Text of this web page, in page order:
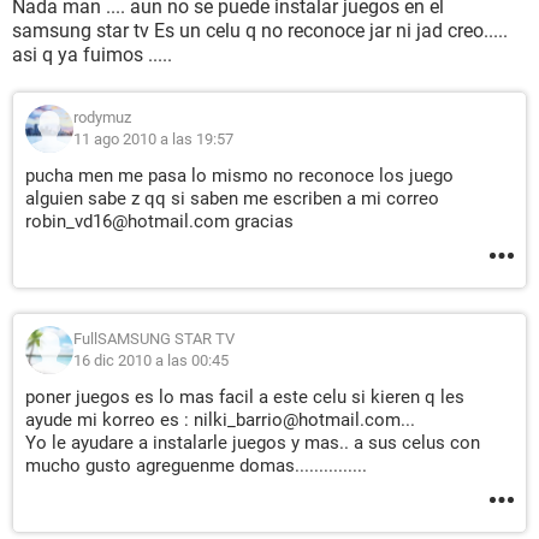
Nada man .... aun no se puede instalar juegos en el
samsung star tv Es un celu q no reconoce jar ni jad creo.....
asi q ya fuimos .....
rodymuz
11 ago 2010 a las 19:57
pucha men me pasa lo mismo no reconoce los juego
alguien sabe z qq si saben me escriben a mi correo
robin_vd16@hotmail.com gracias
FullSAMSUNG STAR TV
16 dic 2010 a las 00:45
poner juegos es lo mas facil a este celu si kieren q les
ayude mi korreo es : nilki_barrio@hotmail.com...
Yo le ayudare a instalarle juegos y mas.. a sus celus con
mucho gusto agreguenme domas...............